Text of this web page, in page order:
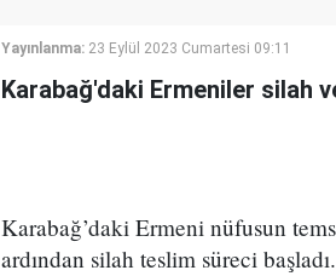
Yayınlanma: 23 Eylül 2023 Cumartesi 09:11
Karabağ'daki Ermeniler silah
Karabağ’daki Ermeni nüfusun
ardından silah teslim süreci başladı.